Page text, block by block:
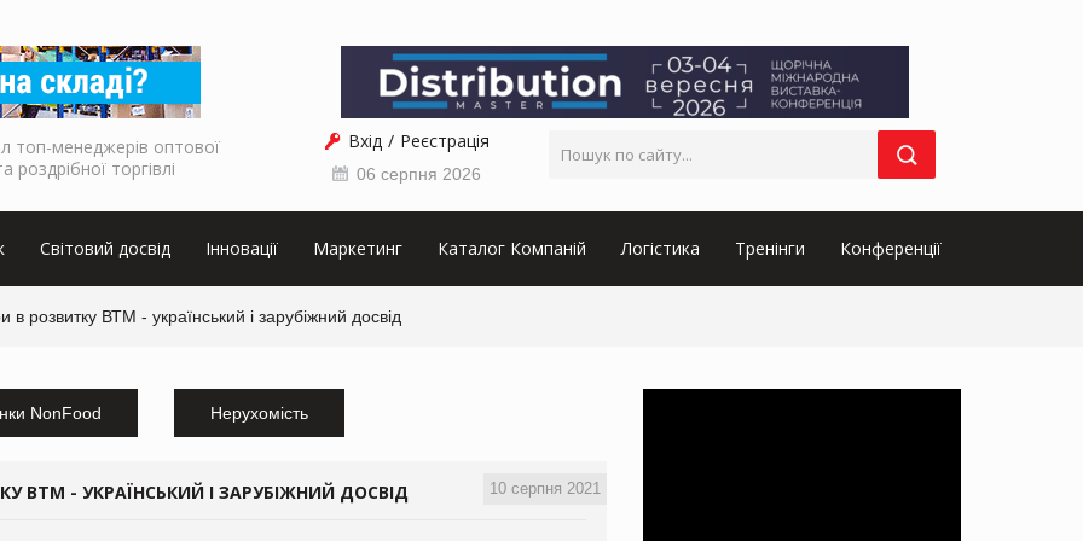
топ-менеджерів оптової
роздрібної торгівлі
Вхід Реєстрація
06 серпня 2026
Світовий досвід Інновації Маркетинг Каталог Компаній Логістика Тренінги Конференції
розвитку ВТМ - український і зарубіжний досвід
NonFood Нерухомість
10 серпня 2021
ВТМ - УКРАЇНСЬКИЙ І ЗАРУБІЖНИЙ ДОСВІД